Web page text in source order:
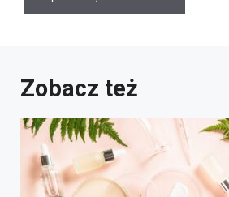
Zobacz też